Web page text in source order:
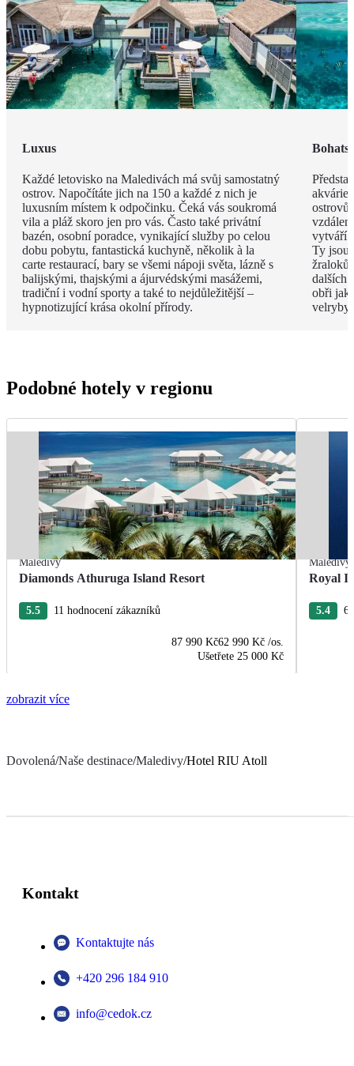
Luxus
Každé letovisko na Maledivách má svůj samostatný
ostrov. Napočítáte jich na 150 a každé z nich je
luxusním místem k odpočinku. Čeká vás soukromá
vila a pláž skoro jen pro vás. Často také privátní
bazén, osobní poradce, vynikající služby po celou
dobu pobytu, fantastická kuchyně, několik à la
carte restaurací, bary se všemi nápoji světa, lázně s
balijskými, thajskými a ájurvédskými masážemi,
tradiční i vodní sporty a také to nejdůležitější –
hypnotizující krása okolní přírody.
ostrovů
vytváří
Ty jsou
dalších
obři
velryby.
Podobné hotely v regionu
Maledivy
Diamonds Athuruga Island Resort
5.5 11 hodnocení zákazníků
87 990 Kč62 990 Kč /os.
Ušetřete 25 000 Kč
Maledivy
Royal
5.4
zobrazit více
Dovolená/Naše destinace/Maledivy/Hotel RIU Atoll
Kontakt
Kontaktujte nás
+420 296 184 910
info@cedok.cz